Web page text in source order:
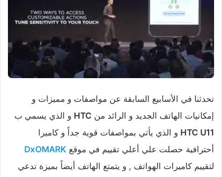
تحدثنا في الأسابيع السابقة عن مواصفات و مميزات و
إمكانيات الهاتف الجديد و الرائد من HTC و الذي يسمي ب
HTC U11 و الذي يأتي بمواصفات قوية جداً و كاميرا
أحترافية حصلت علي أعلي تقييم في موقع DxOMARK
لتقييم كاميرات الهواتف , و يتمتع الهاتف أيضاً بميزة تدعي